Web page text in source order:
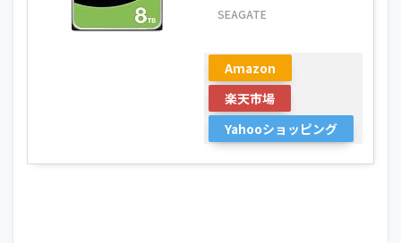
SEAGATE
Amazon
楽天市場
Yahooショッピング